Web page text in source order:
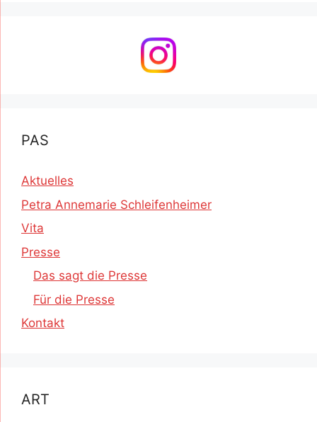
PAS
Aktuelles
Petra Annemarie Schleifenheimer
Vita
Presse
Das sagt die Presse
Für die Presse
Kontakt
ART